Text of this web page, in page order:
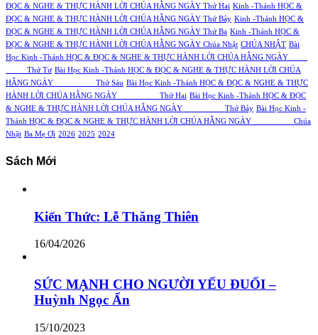
ĐỌC & NGHE & THỰC HÀNH LỜI CHÚA HẰNG NGÀY Thứ Hai Kinh -Thánh HỌC &
ĐỌC & NGHE & THỰC HÀNH LỜI CHÚA HẰNG NGÀY Thứ Bảy Kinh -Thánh HỌC &
ĐỌC & NGHE & THỰC HÀNH LỜI CHÚA HẰNG NGÀY Thứ Ba Kinh -Thánh HỌC &
ĐỌC & NGHE & THỰC HÀNH LỜI CHÚA HẰNG NGÀY Chúa Nhật CHÚA NHẬT Bài
Học Kinh -Thánh HỌC & ĐỌC & NGHE & THỰC HÀNH LỜI CHÚA HẰNG NGÀY
Thứ Tư Bài Học Kinh -Thánh HỌC & ĐỌC & NGHE & THỰC HÀNH LỜI CHÚA
HẰNG NGÀY Thứ Sáu Bài Học Kinh -Thánh HỌC & ĐỌC & NGHE & THỰC
HÀNH LỜI CHÚA HẰNG NGÀY Thứ Hai Bài Học Kinh -Thánh HỌC & ĐỌC
& NGHE & THỰC HÀNH LỜI CHÚA HẰNG NGÀY Thứ Bảy Bài Học Kinh -
Thánh HỌC & ĐỌC & NGHE & THỰC HÀNH LỜI CHÚA HẰNG NGÀY Chúa
Nhật Ba Mẹ Ơi 2026 2025 2024
Sách Mới
Kiến Thức: Lễ Thăng Thiên
16/04/2026
SỨC MẠNH CHO NGƯỜI YẾU ĐUỐI –
Huỳnh Ngọc Ẩn
15/10/2023